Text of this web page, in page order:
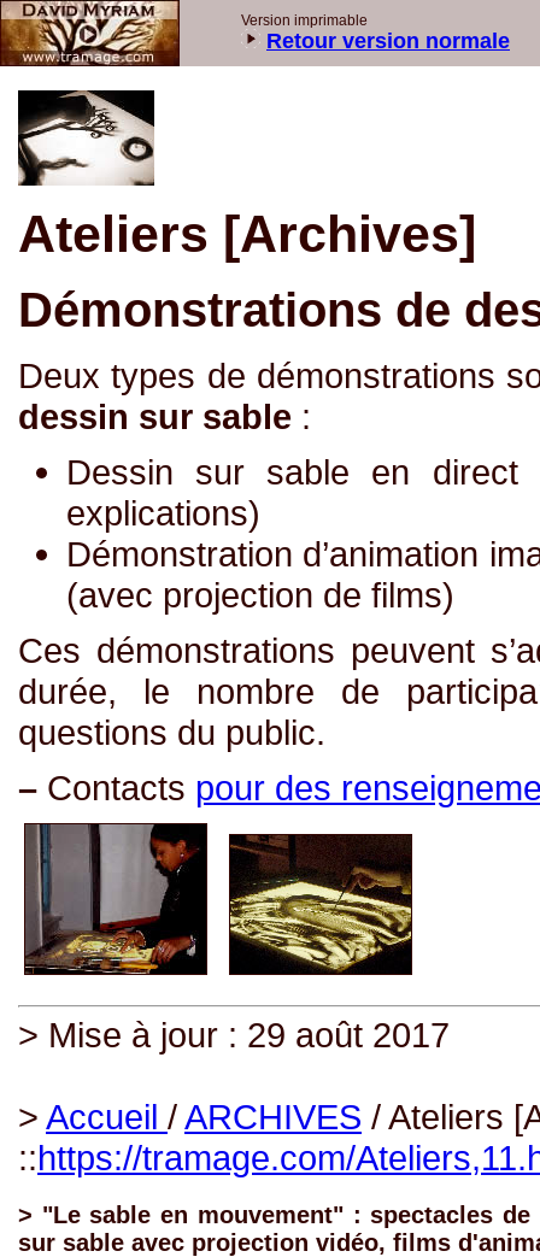
Ateliers [Archives]
Démonstrations de
Deux types de démonstrations
dessin sur sable :
Dessin sur sable en direct
explications)
Démonstration d’animation
(avec projection de films)
Ces démonstrations peuvent
durée, le nombre de
questions du public.
– Contacts pour des
> Mise à jour : 29 août 2017
> Accueil /ARCHIVES / Ateliers
::https://tramage.com/
> "Le sable en mouvement" : spectacles
sur sable avec projection vidéo, films
Version imprimable
Retour version normale